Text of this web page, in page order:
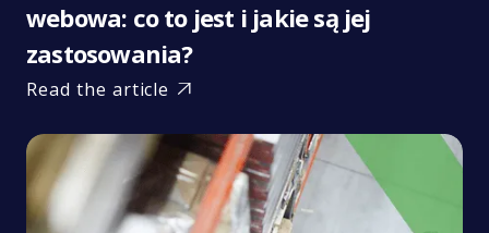
webowa: co to jest i jakie są jej
zastosowania?
Read the article 